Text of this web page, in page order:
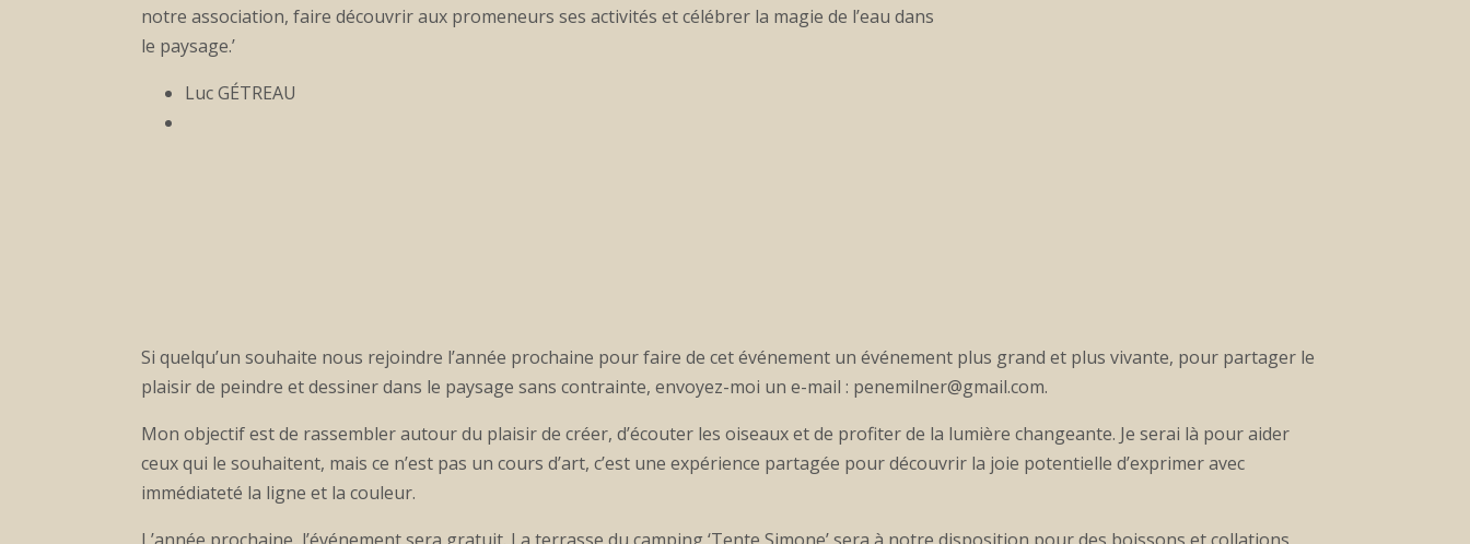
notre association, faire découvrir aux promeneurs ses activités et célébrer la magie de l’eau dans
le paysage.’
Luc GÉTREAU
Si quelqu’un souhaite nous rejoindre l’année prochaine pour faire de cet événement un événement plus grand et plus vivante, pour partager le
plaisir de peindre et dessiner dans le paysage sans contrainte, envoyez-moi un e-mail : penemilner@gmail.com.
Mon objectif est de rassembler autour du plaisir de créer, d’écouter les oiseaux et de profiter de la lumière changeante. Je serai là pour aider
ceux qui le souhaitent, mais ce n’est pas un cours d’art, c’est une expérience partagée pour découvrir la joie potentielle d’exprimer avec
immédiateté la ligne et la couleur.